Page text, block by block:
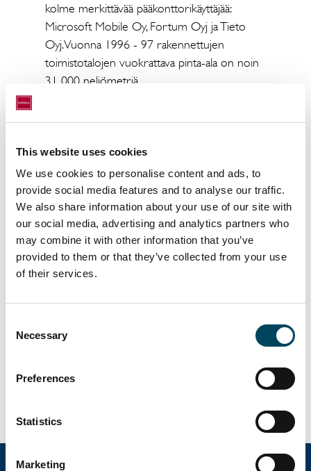
This website uses cookies
We use cookies to personalise content and ads, to
provide social media features and to analyse our traffic.
We also share information about your use of our site with
our social media, advertising and analytics partners who
may combine it with other information that you’ve
provided to them or that they’ve collected from your use
of their services.
Selection
Necessary
Preferences
Statistics
Marketing
kolme merkittävää pääkonttorikäyttäjää:
Microsoft Mobile Oy, Fortum Oyj ja Tieto
Oyj. Vuonna 1996 - 97 rakennettujen
toimistotalojen vuokrattava pinta-ala on noin
31 000 neliömetriä.
miljoonaa euroa, joka vastaa noin 4,65
prosentin alkutuottovaatimusta.
Toteutunut kauppa on tämän vuoden
yksi suurimmista yksittäisistä
toimistokiinteistökaupoista Suomessa. Myyjä
on Exilion Management Oy:n hallinnoima
Exilion Real Estate I Ky.
Lataa tiedote
Lisätietoja:
Markus Juvala, p. 050 3737
Antti Louko, p. 050 5277